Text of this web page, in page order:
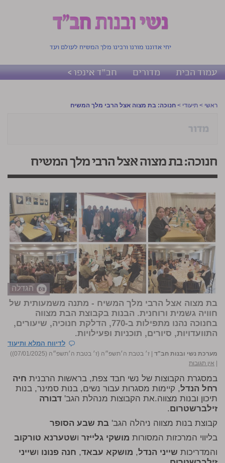
יחי אדוננו מורנו ורבינו מלך המשיח לעולם ועד
עמוד הבית מדורים חב"ד אינפו >
ראשי > תיעודי > חנוכה: בת מצוה אצל הרבי מלך המשיח
חנוכה: בת מצוה אצל הרבי מלך המשיח
הגדלה
בת מצוה אצל הרבי מלך המשיח - מתנה משמעותית של
חוויה גשמית ורוחנית. הבנות בקבוצת הבת מצווה
בחנוכה נהנו מתפילות ב-770, הדלקת חנוכיה, שיעורים,
התוועדויות, סיורים, תוכניות ופעילויות.
לדיווח המלא ותיעוד
מערכת נשי ובנות חב"ד
ז׳ בטבת ה׳תשפ״ה (ז׳ בטבת ה׳תשפ״ה (07/01/2025))
אין תגובות
במסגרת הקבוצות של נשי חבד צפת, בראשות הרבנית חיה
רחל הנדל, קיימות מסגרות עבור נשים, בנות סמינר, בנות
תיכון ובנות מצווה.את הקבוצות מנהלת הגב' דבורה
זילברשטרום.
קבוצת בנות מצווה ניהלה הגב' בת שבע הסופר
בליווי המרכזות המסורות מושקי גלייזר ושטערנא טורקוב
והמדריכות שייני הנדל, מושקא עבאד, חנה פנונו ושייני